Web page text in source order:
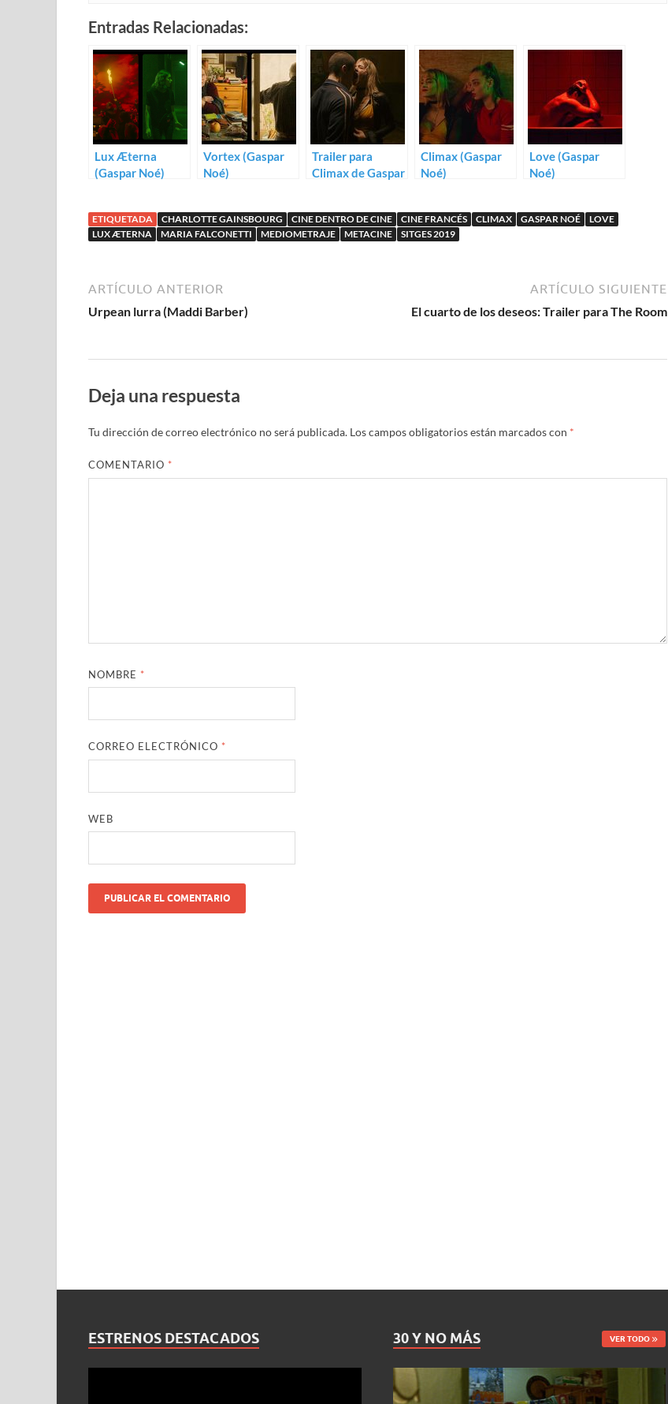
Entradas Relacionadas:
Lux Æterna
(Gaspar Noé)
Vortex (Gaspar
Noé)
Trailer para
Climax de Gaspar
Climax (Gaspar
Noé)
Love (Gaspar
Noé)
ETIQUETADA CHARLOTTE GAINSBOURG CINE DENTRO DE CINE CINE FRANCÉS CLIMAX GASPAR NOÉ
LOVE
LUX ÆTERNA
MARIA FALCONETTI MEDIOMETRAJE METACINE SITGES 2019
ARTÍCULO ANTERIOR
Urpean lurra (Maddi Barber)
ARTÍCULO SIGUIENTE
El cuarto de los deseos: Trailer para The Room
Deja una respuesta
Tu dirección de correo electrónico no será publicada. Los campos obligatorios están marcados con *
COMENTARIO *
NOMBRE *
CORREO ELECTRÓNICO *
WEB
ESTRENOS DESTACADOS 30 Y NO MÁS VER TODO